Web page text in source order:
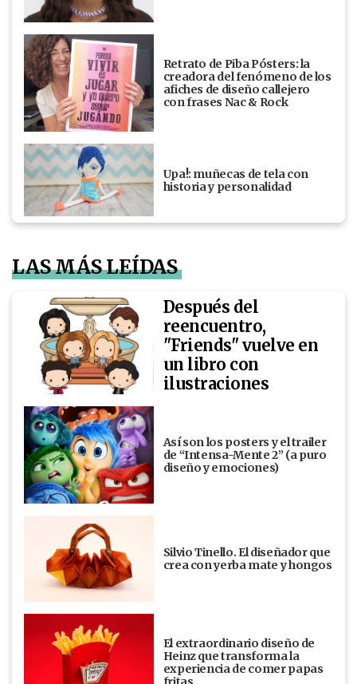
Retrato de Piba Pósters: la
creadora del fenómeno de los
afiches de diseño callejero
con frases Nac & Rock
Upa!: muñecas de tela con
historia y personalidad
LAS MÁS LEÍDAS
Después del
reencuentro,
"Friends" vuelve en
un libro con
ilustraciones
Así son los posters y el trailer
de “Intensa-Mente 2” (a puro
diseño y emociones)
Silvio Tinello. El diseñador que
crea con yerba mate y hongos
El extraordinario diseño de
Heinz que transforma la
experiencia de comer papas